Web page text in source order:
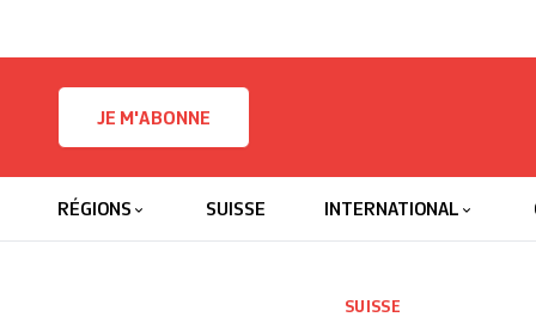
JE M'ABONNE
RÉGIONS SUISSE INTERNATIONAL
SUISSE